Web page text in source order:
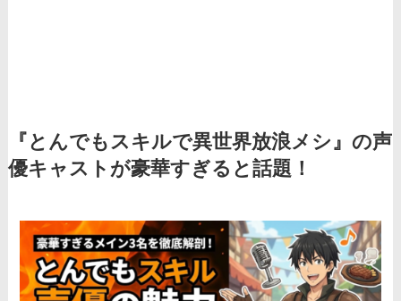
『とんでもスキルで異世界放浪メシ』の声
優キャストが豪華すぎると話題！